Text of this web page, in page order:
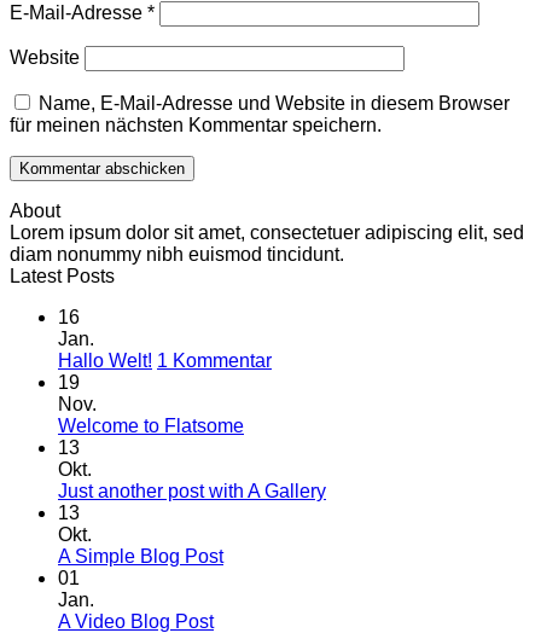
E-Mail-Adresse *
Website
Name, E-Mail-Adresse und Website in diesem Browser
für meinen nächsten Kommentar speichern.
About
Lorem ipsum dolor sit amet, consectetuer adipiscing elit, sed
diam nonummy nibh euismod tincidunt.
Latest Posts
16
Jan.
Hallo Welt! 1 Kommentarzu
19
Nov.
Welcome to FlatsomeKeine
Welcome
13
Okt.
Just another post with A GalleryKeine
13
Okt.
A Simple Blog PostKeine
01
Jan.
A Video Blog PostKeine